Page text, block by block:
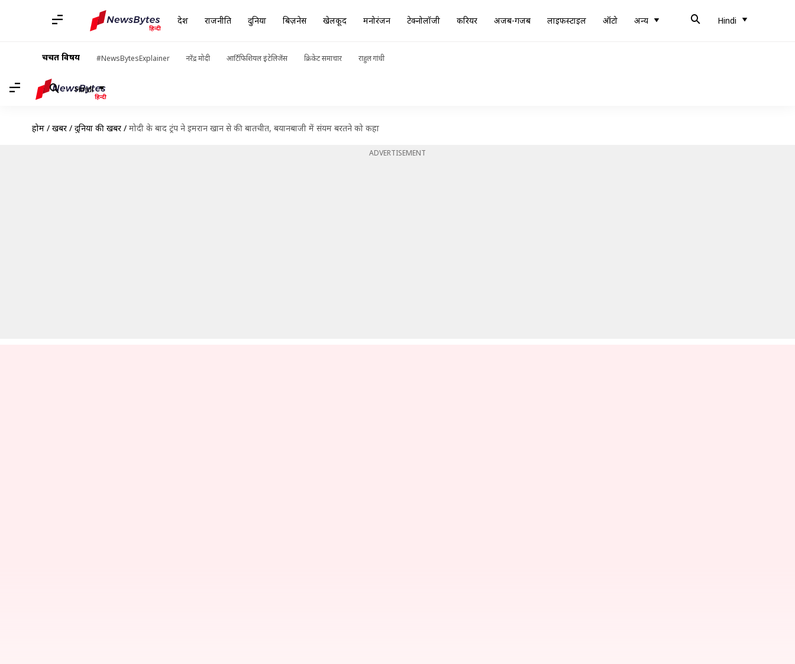
देश राजनीति दुनिया बिज़नेस खेलकूद मनोरंजन टेक्नोलॉजी करियर अजब-गजब लाइफस्टाइल ऑटो अन्य Hindi
चर्चित विषय #NewsBytesExplainer नरेंद्र मोदी आर्टिफिशियल इंटेलिजेंस क्रिकेट समाचार राहुल गांधी
Hindi
होम / खबरें / दुनिया की खबरें / मोदी के बाद ट्रंप ने इमरान खान से की बातचीत, बयानबाजी में संयम बरतने को कहा
ADVERTISEMENT